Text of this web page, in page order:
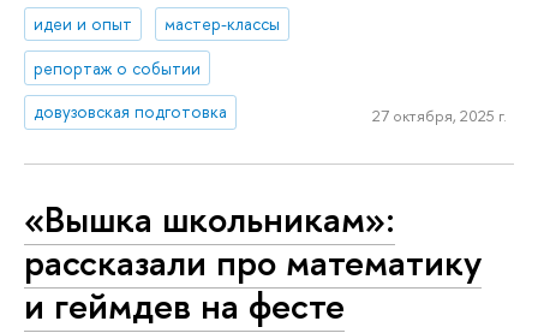
идеи и опыт
мастер-классы
репортаж о событии
довузовская подготовка
27 октября, 2025 г.
«Вышка школьникам»:
рассказали про математику
и геймдев на фесте